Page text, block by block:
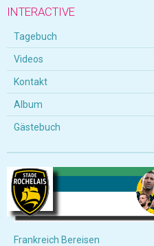
INTERACTIVE
Tagebuch
Videos
Kontakt
Album
Gästebuch
Frankreich Bereisen